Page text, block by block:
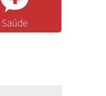
Saúde